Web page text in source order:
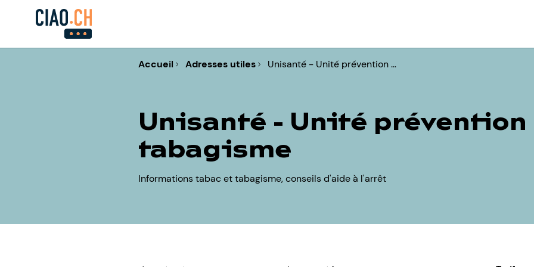
Accueil Adresses utiles Unisanté - Unité prévention …
Unisanté - Unité prévention
tabagisme
Informations tabac et tabagisme, conseils d'aide à l'arrêt